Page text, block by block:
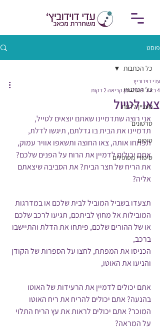
פוסט
כל הכתבות
מעניין לדעת
סרטונים
טיפים
סיפורי מטופלים
כל הכתבות
צאו לטיול
עדי דוידוביץ
4 באוג׳ 2019
זמן קריאה 2 דקות
אני רוצה שתדמיינו שאתם יוצאים לטייל,
תדמיינו את הבית בו גדלתם, תיגשו לדלת,
תפתחו אותה, צאו החוצה ותשאפו אוויר עמוק,
אתם יכולים לדמיין את הרוח על הפנים שלכם?
את הריח של חצר הבית? את הסביבה שיצאתם
אליה?
תצעדו בשביל המוביל לבית שלכם או במדרגות
המובילות אל מחוץ לביתכם, תגיעו לרכב שלכם
או של ההורים שלכם, פיתחו את הדלת והתיישבו
ברכב,
הכניסו את המפתח, לחצו על הספרות של הקודן
והניעו את האוטו,
אתם יכולים לדמיין את הרעידות של האוטו
בהנעה? אתם יכולים להריח את ריח האוטו
המוכר? אתם יכולים לראות את עץ הריח התלוי
על המראה?